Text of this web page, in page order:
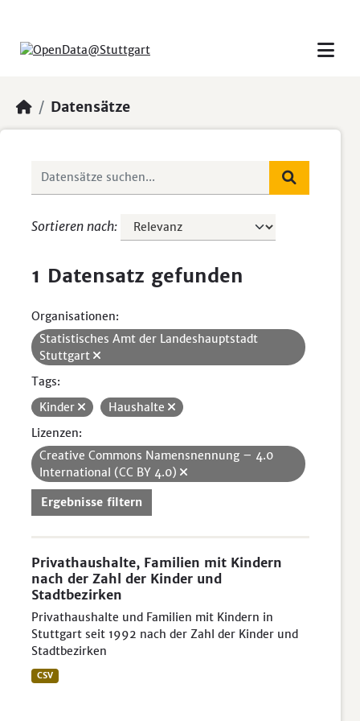
Datensätze
Sortieren nach
1 Datensatz gefunden
Organisationen:
Statistisches Amt der Landeshauptstadt
Stuttgart
Tags:
Kinder
Haushalte
Lizenzen:
Creative Commons Namensnennung – 4.0
International (CC BY 4.0)
Ergebnisse filtern
Privathaushalte, Familien mit Kindern
nach der Zahl der Kinder und
Stadtbezirken
Privathaushalte und Familien mit Kindern in
Stuttgart seit 1992 nach der Zahl der Kinder und
Stadtbezirken
CSV